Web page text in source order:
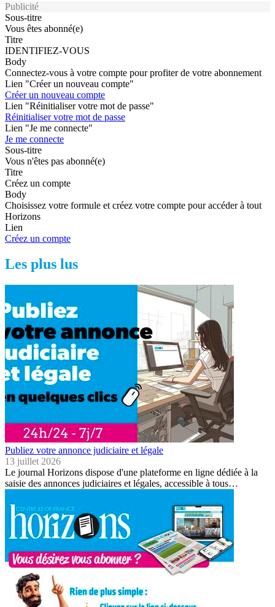
Publicité
Sous-titre
Vous êtes abonné(e)
Titre
IDENTIFIEZ-VOUS
Body
Connectez-vous à votre compte pour profiter de votre abonnement
Lien "Créer un nouveau compte"
Créer un nouveau compte
Lien "Réinitialiser votre mot de passe"
Réinitialiser votre mot de passe
Lien "Je me connecte"
Je me connecte
Sous-titre
Vous n'êtes pas abonné(e)
Titre
Créez un compte
Body
Choisissez votre formule et créez votre compte pour accéder à tout
Horizons
Lien
Créez un compte
Les plus lus
Publiez votre annonce judiciaire et légale
13 juillet 2026
Le journal Horizons dispose d'une plateforme en ligne dédiée à la
saisie des annonces judiciaires et légales, accessible à tous…